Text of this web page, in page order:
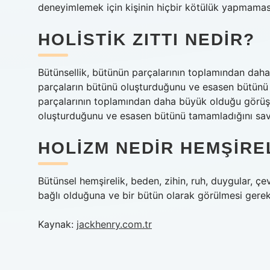
deneyimlemek için kişinin hiçbir kötülük
HOLISTIK ZITTI NEDIR?
Bütünsellik, bütünün parçalarının toplamından
parçaların bütünü oluşturduğunu ve esasen bütünü
parçalarının toplamından daha büyük olduğu
oluşturduğunu ve esasen bütünü tamamladığını
HOLIZM NEDIR
Bütünsel hemşirelik, beden, zihin, ruh, duygular,
bağlı olduğuna ve bir bütün olarak görülmesi
Kaynak: jackhenry.com.tr